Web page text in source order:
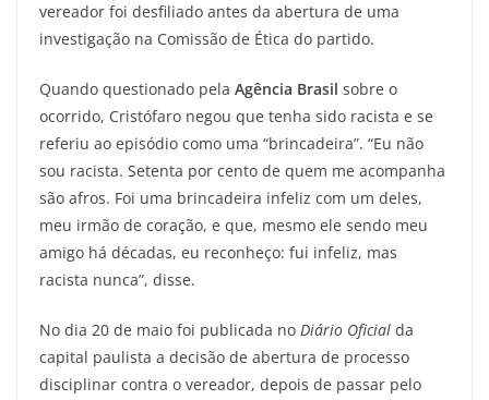
vereador foi desfiliado antes da abertura de uma
investigação na Comissão de Ética do partido.
Quando questionado pela Agência Brasil sobre o
ocorrido, Cristófaro negou que tenha sido racista e se
referiu ao episódio como uma “brincadeira”. “Eu não
sou racista. Setenta por cento de quem me acompanha
são afros. Foi uma brincadeira infeliz com um deles,
meu irmão de coração, e que, mesmo ele sendo meu
amigo há décadas, eu reconheço: fui infeliz, mas
racista nunca”, disse.
No dia 20 de maio foi publicada no Diário Oficial da
capital paulista a decisão de abertura de processo
disciplinar contra o vereador, depois de passar pelo